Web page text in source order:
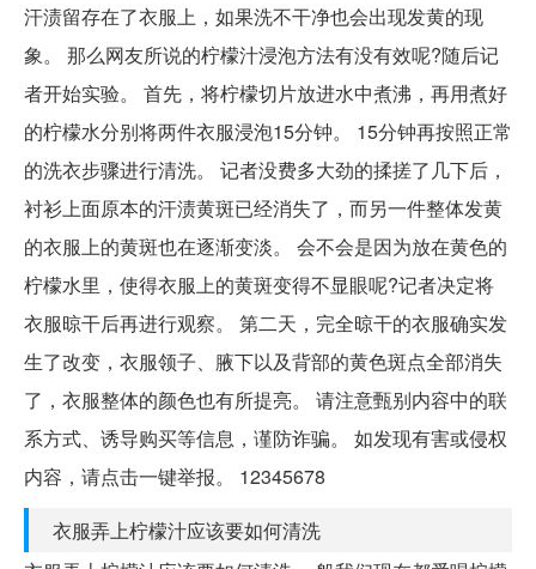
汗渍留存在了衣服上，如果洗不干净也会出现发黄的现
象。 那么网友所说的柠檬汁浸泡方法有没有效呢?随后记
者开始实验。 首先，将柠檬切片放进水中煮沸，再用煮好
的柠檬水分别将两件衣服浸泡15分钟。 15分钟再按照正常
的洗衣步骤进行清洗。 记者没费多大劲的揉搓了几下后，
衬衫上面原本的汗渍黄斑已经消失了，而另一件整体发黄
的衣服上的黄斑也在逐渐变淡。 会不会是因为放在黄色的
柠檬水里，使得衣服上的黄斑变得不显眼呢?记者决定将
衣服晾干后再进行观察。 第二天，完全晾干的衣服确实发
生了改变，衣服领子、腋下以及背部的黄色斑点全部消失
了，衣服整体的颜色也有所提亮。 请注意甄别内容中的联
系方式、诱导购买等信息，谨防诈骗。 如发现有害或侵权
内容，请点击一键举报。 12345678
衣服弄上柠檬汁应该要如何清洗